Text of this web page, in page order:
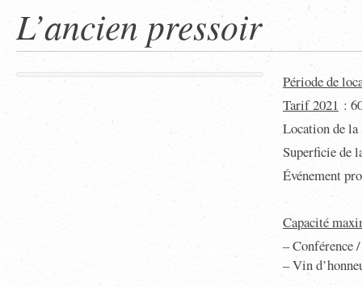
L’ancien pressoir
Période de
Tarif 2021 :
Location de
Superficie de
Événement
Capacité
– Conférence
– Vin